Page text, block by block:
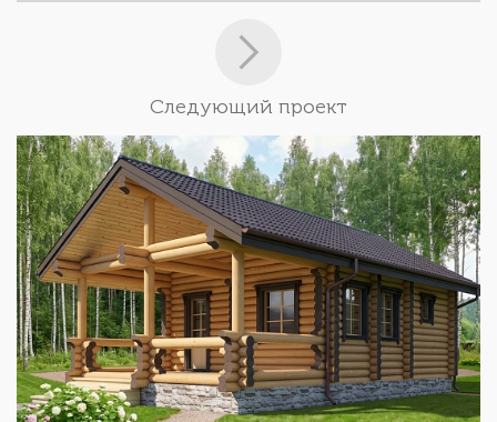
Следующий проект